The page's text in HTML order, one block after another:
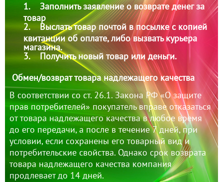
1. Заполнить заявление о возврате денег за
товар
2. Выслать товар почтой в посылке с копией
квитанции об оплате, либо вызвать курьера
магазина.
3. Получить новый товар или деньги.
Обмен/возврат товара надлежащего качества
В соответствии со ст. 26.1. Закона РФ «О защите
прав потребителей» покупатель вправе отказаться
от товара надлежащего качества в любое время
до его передачи, а после в течение 7 дней, при
условии, если сохранены его товарный вид и
потребительские свойства. Однако срок возврата
товара надлежащего качества компания
продлевает до 14 дней.